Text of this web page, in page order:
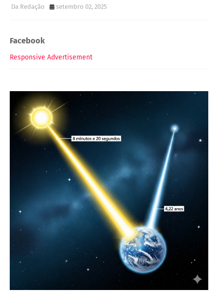
Da Redação setembro 02, 2025
Facebook
Responsive Advertisement